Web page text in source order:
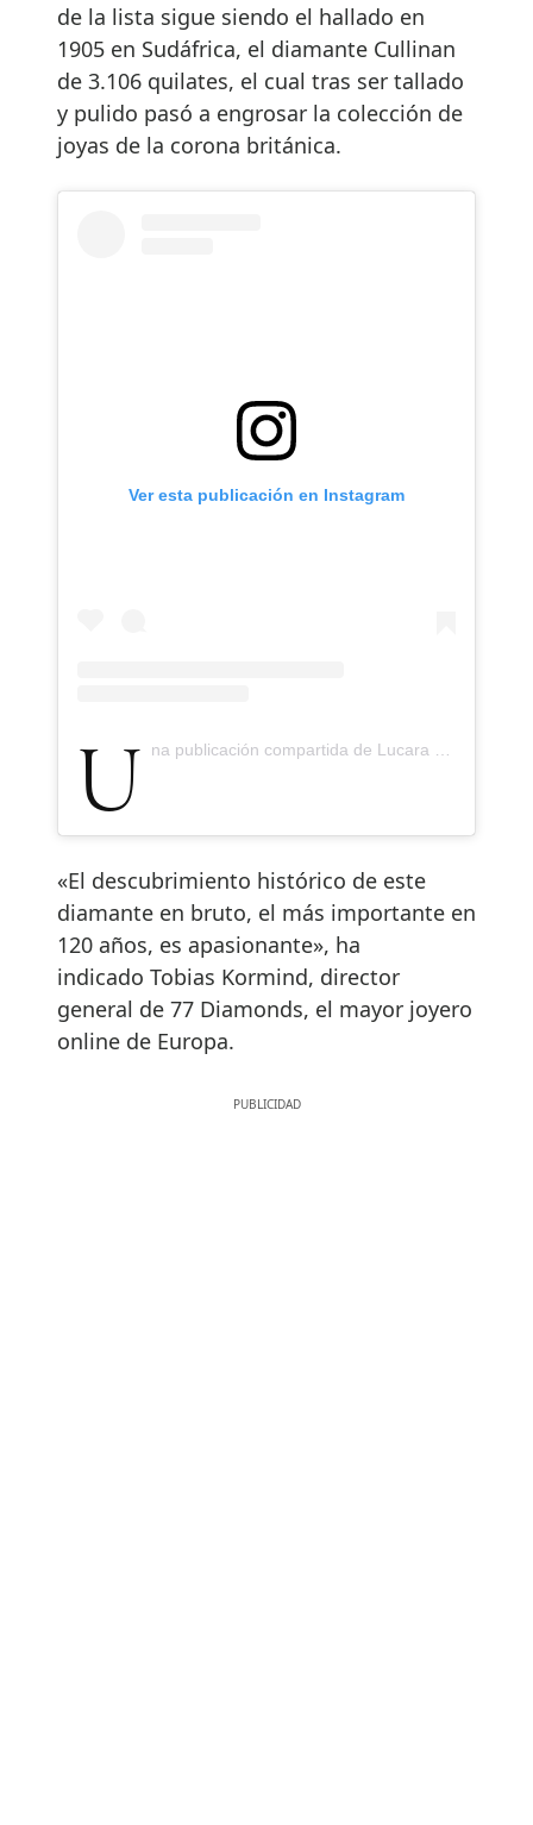
de la lista sigue siendo el hallado en
1905 en Sudáfrica, el diamante Cullinan
de 3.106 quilates, el cual tras ser tallado
y pulido pasó a engrosar la colección de
joyas de la corona británica.
Ver esta publicación en Instagram
Una publicación compartida de Lucara Diamond (@lucaradiamond)
«El descubrimiento histórico de este
diamante en bruto, el más importante en
120 años, es apasionante», ha
indicado Tobias Kormind, director
general de 77 Diamonds, el mayor joyero
online de Europa.